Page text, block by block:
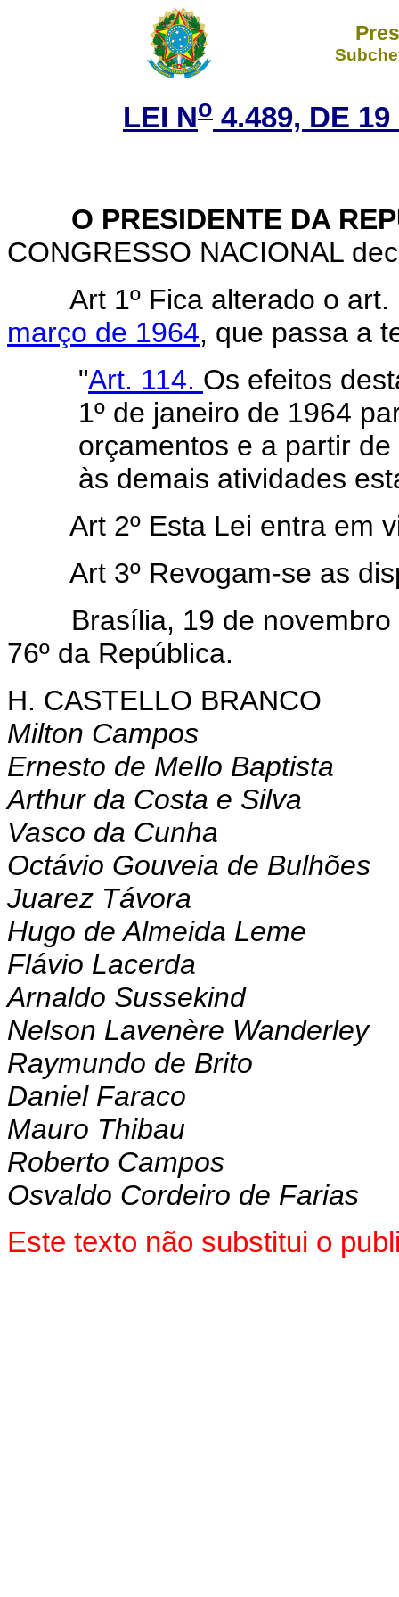
LEI No 4.489, DE
O PRESIDENTE DA
CONGRESSO NACIONAL
Art 1º Fica alterado o
março de 1964, que passa a
"Art. 114. Os efeitos
1º de janeiro de 1964
orçamentos e a partir
às demais atividades
Art 2º Esta Lei entra em
Art 3º Revogam-se as
Brasília, 19 de novembro
76º da República.
H. CASTELLO BRANCO
Milton Campos
Ernesto de Mello Baptista
Arthur da Costa e Silva
Vasco da Cunha
Octávio Gouveia de Bulhões
Juarez Távora
Hugo de Almeida Leme
Flávio Lacerda
Arnaldo Sussekind
Nelson Lavenère Wanderley
Raymundo de Brito
Daniel Faraco
Mauro Thibau
Roberto Campos
Osvaldo Cordeiro de Farias
Este texto não substitui o